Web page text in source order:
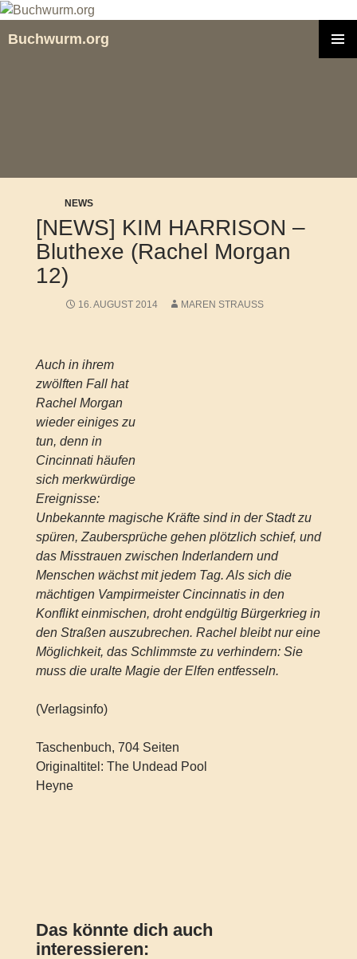
Zum
springen
Buchwurm.org
NEWS
[NEWS] KIM HARRISON –
Bluthexe (Rachel Morgan
12)
16. AUGUST 2014 MAREN STRAUSS
Auch in ihrem
zwölften Fall hat
Rachel Morgan
wieder einiges zu
tun, denn in
Cincinnati häufen
sich merkwürdige
Ereignisse:
Unbekannte magische Kräfte sind in der Stadt zu
spüren, Zaubersprüche gehen plötzlich schief, und
das Misstrauen zwischen Inderlandern und
Menschen wächst mit jedem Tag. Als sich die
mächtigen Vampirmeister Cincinnatis in den
Konflikt einmischen, droht endgültig Bürgerkrieg in
den Straßen auszubrechen. Rachel bleibt nur eine
Möglichkeit, das Schlimmste zu verhindern: Sie
muss die uralte Magie der Elfen entfesseln.
(Verlagsinfo)
Taschenbuch, 704 Seiten
Originaltitel: The Undead Pool
Heyne
Das könnte dich auch
interessieren: